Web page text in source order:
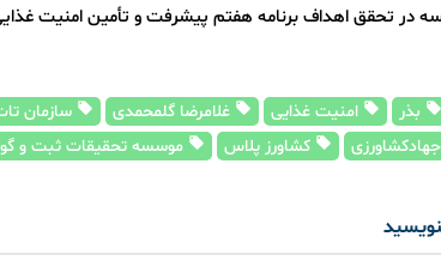
در تحقق اهداف برنامه هفتم پیشرفت و تأمین امنیت
بذر امنیت غذایی غلامرضا گلمحمدی
سازمان
کشاورز پلاس موسسه تحقیقات ثبت و